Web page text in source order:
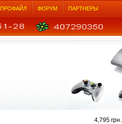
ПРОФАЙЛ ФОРУМ ПАРТНЕРЫ
4,795 грн.